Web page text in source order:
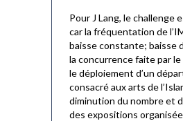
Pour J Lang, le challenge
car la fréquentation de
baisse constante; baisse
la concurrence faite par le
le déploiement d’un
consacré aux arts de
diminution du nombre et
des expositions